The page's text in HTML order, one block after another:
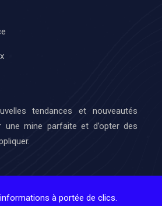
tendances et nouveautés
une mine parfaite et d’opter des
à portée de clics.